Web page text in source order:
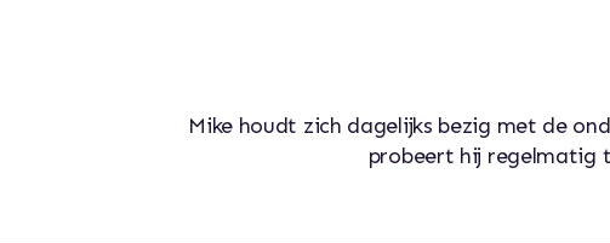
Mike houdt zich dagelijks bezig met de
probeert hij regelmatig